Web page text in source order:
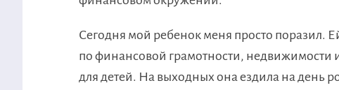
Сегодня мой ребенок меня просто поразил.
по финансовой грамотности, недвижимости
для детей. На выходных она ездила на день